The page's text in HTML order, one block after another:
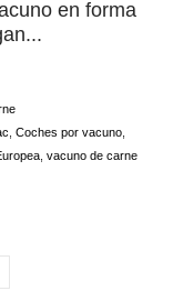
en forma
Coches por vacuno,
vacuno de carne